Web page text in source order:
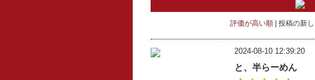
評価が高い順 投稿の新
2024-08-10 12:39:20
と、半らーめん